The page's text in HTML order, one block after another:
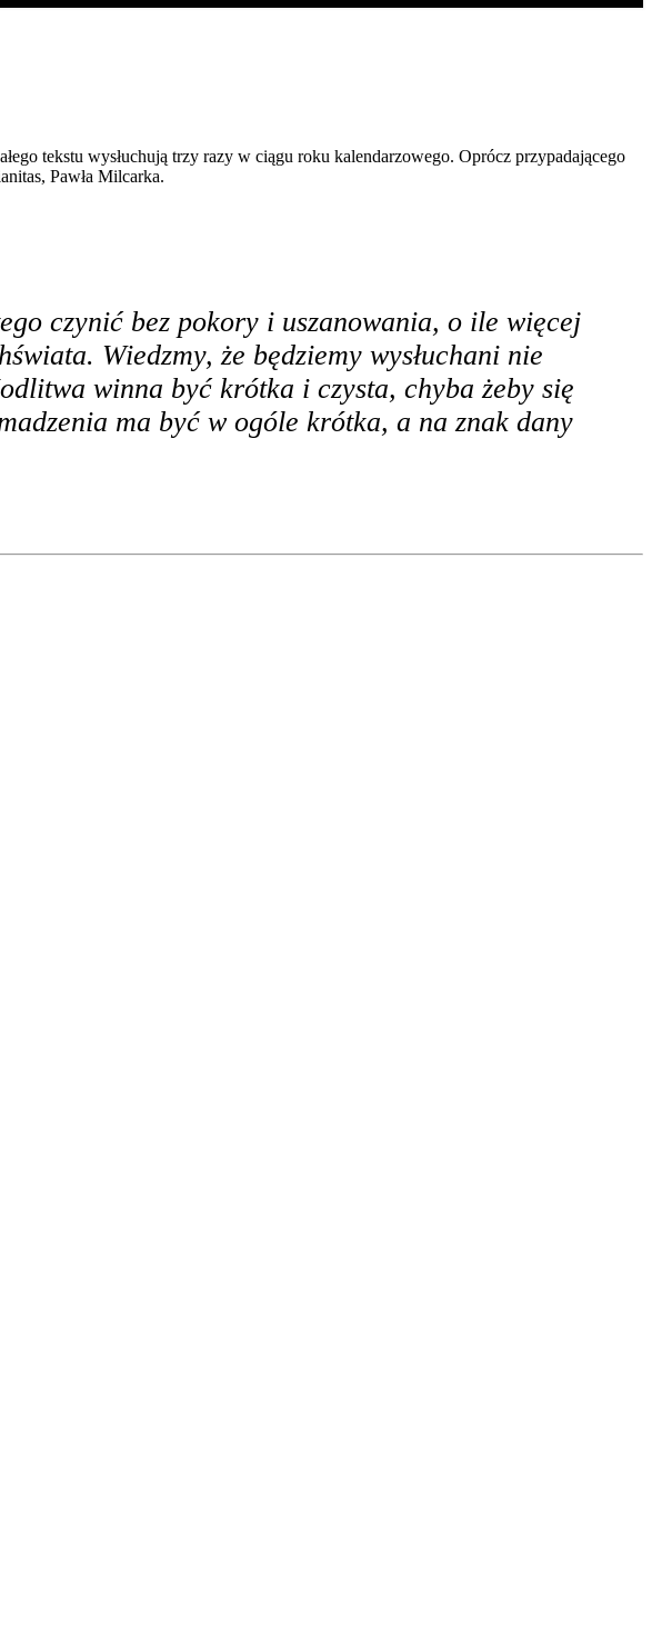
tekstu wysłuchują trzy razy w ciągu roku kalendarzowego. Oprócz przypadającego
Pawła Milcarka.
czynić bez pokory i uszanowania, o ile więcej
Wiedzmy, że będziemy wysłuchani nie
winna być krótka i czysta, chyba żeby się
ma być w ogóle krótka, a na znak dany